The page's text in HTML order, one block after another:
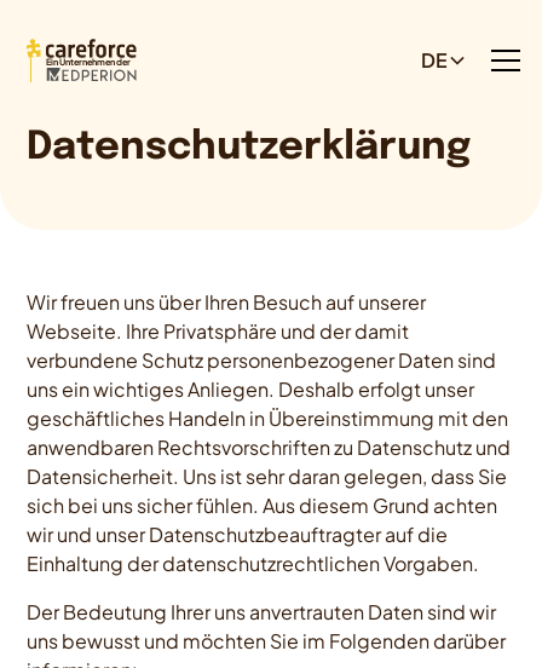
Ein Unternehmen der DE
Datenschutzerklärung
Wir freuen uns über Ihren Besuch auf unserer
Webseite. Ihre Privatsphäre und der damit
verbundene Schutz personenbezogener Daten sind
uns ein wichtiges Anliegen. Deshalb erfolgt unser
geschäftliches Handeln in Übereinstimmung mit den
anwendbaren Rechtsvorschriften zu Datenschutz und
Datensicherheit. Uns ist sehr daran gelegen, dass Sie
sich bei uns sicher fühlen. Aus diesem Grund achten
wir und unser Datenschutzbeauftragter auf die
Einhaltung der datenschutzrechtlichen Vorgaben.
Der Bedeutung Ihrer uns anvertrauten Daten sind wir
uns bewusst und möchten Sie im Folgenden darüber